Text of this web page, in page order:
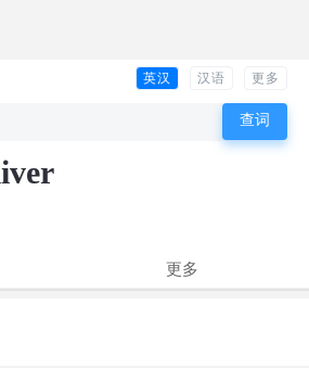
英汉 汉语 更多
更多